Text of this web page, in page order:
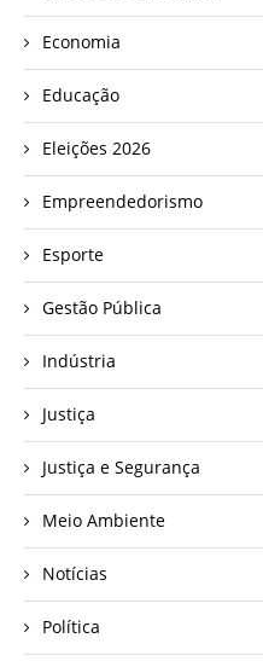
Economia
Educação
Eleições 2026
Empreendedorismo
Esporte
Gestão Pública
Indústria
Justiça
Justiça e Segurança
Meio Ambiente
Notícias
Política